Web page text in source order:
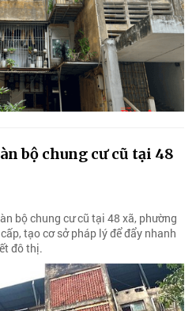
bộ chung cư cũ tại 48
bộ chung cư cũ tại 48 xã, phường
tạo cơ sở pháp lý để đẩy nhanh
đô thị.